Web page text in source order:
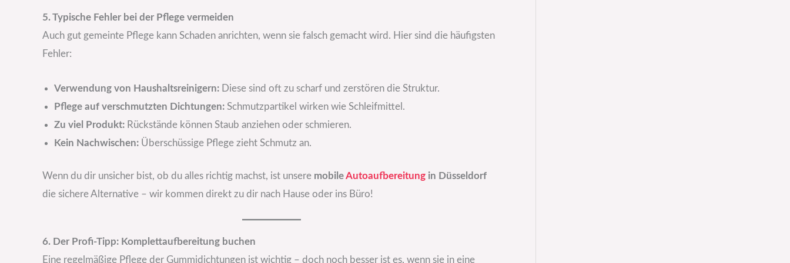
5. Typische Fehler bei der Pflege vermeiden
Auch gut gemeinte Pflege kann Schaden anrichten, wenn sie falsch gemacht wird. Hier sind die häufigsten
Fehler:
Verwendung von Haushaltsreinigern: Diese sind oft zu scharf und zerstören die Struktur.
Pflege auf verschmutzten Dichtungen: Schmutzpartikel wirken wie Schleifmittel.
Zu viel Produkt: Rückstände können Staub anziehen oder schmieren.
Kein Nachwischen: Überschüssige Pflege zieht Schmutz an.
Wenn du dir unsicher bist, ob du alles richtig machst, ist unsere mobileAutoaufbereitung in Düsseldorf
die sichere Alternative – wir kommen direkt zu dir nach Hause oder ins Büro!
6. Der Profi-Tipp: Komplettaufbereitung buchen
Eine regelmäßige Pflege der Gummidichtungen ist wichtig – doch noch besser ist es, wenn sie in eine